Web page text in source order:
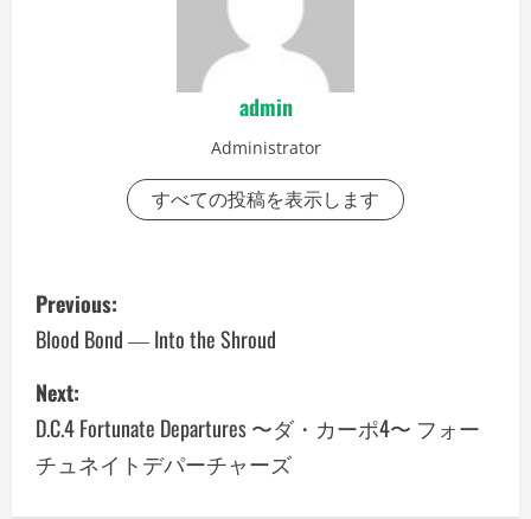
admin
Administrator
すべての投稿を表示します
P
o
s
t
n
Previous:
Blood Bond ― Into the Shroud
Next:
D.C.4 Fortunate Departures 〜ダ・カーポ4〜 フォー
チュネイトデパーチャーズ